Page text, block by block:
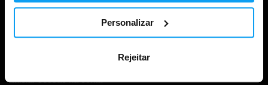
Personalizar
Rejeitar
Acompanha a tua encomenda
Iniciar sessão na conta